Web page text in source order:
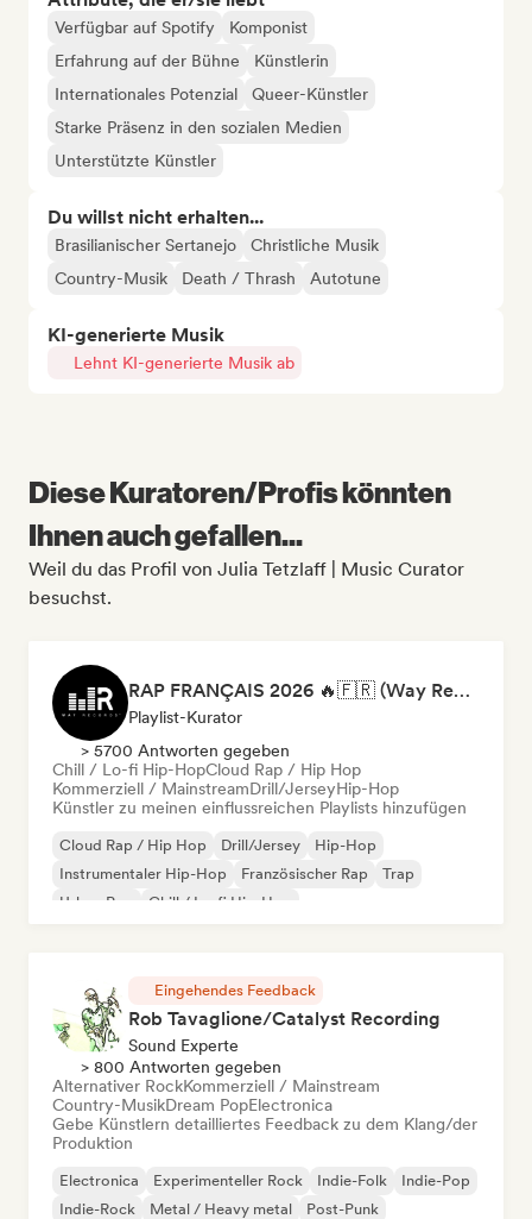
Verfügbar auf Spotify
Komponist
Erfahrung auf der Bühne
Künstlerin
Internationales Potenzial
Queer-Künstler
Starke Präsenz in den sozialen Medien
Unterstützte Künstler
Du willst nicht erhalten...
Brasilianischer Sertanejo
Christliche Musik
Country-Musik
Death / Thrash Autotune
KI-generierte Musik
Lehnt KI-generierte Musik ab
Diese Kuratoren/Profis könnten
Ihnen auch gefallen...
Weil du das Profil von Julia Tetzlaff | Music Curator
besuchst.
RAP FRANÇAIS 2026 🔥🇫🇷 (Way Records)
Playlist-Kurator
> 5700 Antworten gegeben
Chill / Lo-fi Hip-HopCloud Rap / Hip Hop
Kommerziell / MainstreamDrill/JerseyHip-Hop
Künstler zu meinen einflussreichen Playlists hinzufügen
Cloud Rap / Hip Hop Drill/Jersey
Hip-Hop
Instrumentaler Hip-Hop
Französischer Rap
Trap
Urban Pop
Chill / Lo-fi Hip-Hop
Eingehendes Feedback
Rob Tavaglione/Catalyst Recording
Sound Experte
> 800 Antworten gegeben
Alternativer RockKommerziell / Mainstream
Country-MusikDream PopElectronica
Gebe Künstlern detailliertes Feedback zu dem Klang/der
Produktion
Electronica Experimenteller Rock Indie-Folk
Indie-Pop
Indie-Rock
Metal / Heavy metal
Post-Punk